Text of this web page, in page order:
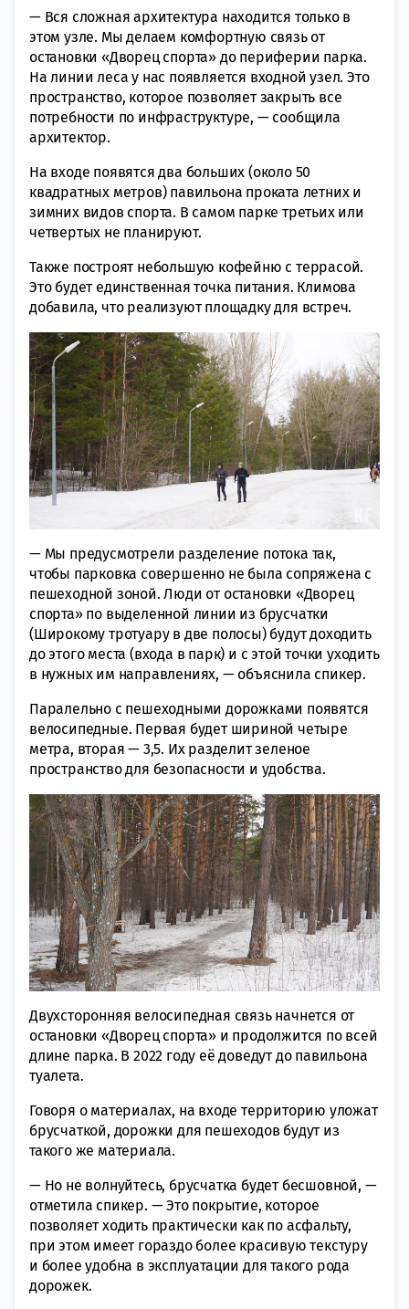
— Вся сложная архитектура находится только в
этом узле. Мы делаем комфортную связь от
остановки «Дворец спорта» до периферии парка.
На линии леса у нас появляется входной узел. Это
пространство, которое позволяет закрыть все
потребности по инфраструктуре, — сообщила
архитектор.
На входе появятся два больших (около 50
квадратных метров) павильона проката летних и
зимних видов спорта. В самом парке третьих или
четвертых не планируют.
Также построят небольшую кофейню с террасой.
Это будет единственная точка питания. Климова
добавила, что реализуют площадку для встреч.
— Мы предусмотрели разделение потока так,
чтобы парковка совершенно не была сопряжена с
пешеходной зоной. Люди от остановки «Дворец
спорта» по выделенной линии из брусчатки
(Широкому тротуару в две полосы) будут доходить
до этого места (входа в парк) и с этой точки уходить
в нужных им направлениях, — объяснила спикер.
Паралельно с пешеходными дорожками появятся
велосипедные. Первая будет шириной четыре
метра, вторая — 3,5. Их разделит зеленое
пространство для безопасности и удобства.
Двухсторонняя велосипедная связь начнется от
остановки «Дворец спорта» и продолжится по всей
длине парка. В 2022 году её доведут до павильона
туалета.
Говоря о материалах, на входе территорию уложат
брусчаткой, дорожки для пешеходов будут из
такого же материала.
— Но не волнуйтесь, брусчатка будет бесшовной, —
отметила спикер. — Это покрытие, которое
позволяет ходить практически как по асфальту,
при этом имеет гораздо более красивую текстуру
и более удобна в эксплуатации для такого рода
дорожек.